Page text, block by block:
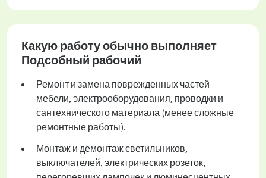
Какую работу обычно выполняет
Подсобный рабочий
Ремонт и замена поврежденных частей
мебели, электрооборудования, проводки и
сантехнического материала (менее сложные
ремонтные работы).
Монтаж и демонтаж светильников,
выключателей, электрических розеток,